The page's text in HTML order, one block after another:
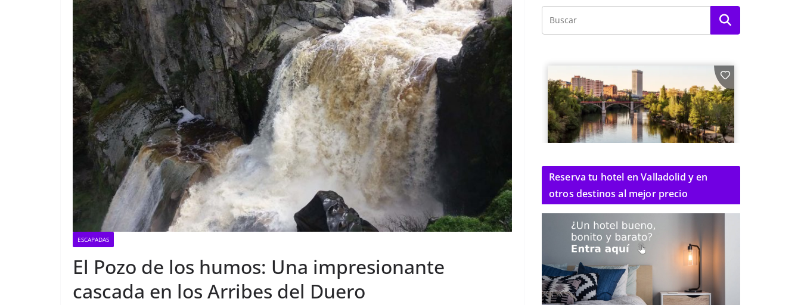
ESCAPADAS
El Pozo de los humos: Una impresionante
cascada en los Arribes del Duero
Reserva tu hotel en Valladolid y en
otros destinos al mejor precio